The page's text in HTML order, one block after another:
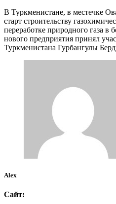
В Туркменистане, в местечке
старт строительству
переработке природного газа в
нового предприятия принял
Туркменистана Гурбангулы
Alex
Сайт: